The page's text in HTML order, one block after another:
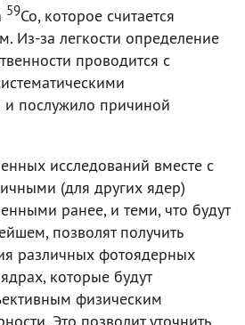
59Co, которое считается
Из-за легкости определение
проводится с
и послужило причиной
исследований вместе с
(для других ядер)
ранее, и теми, что будут
позволят получить
различных фотоядерных
которые будут
физическим
Это позволит уточнить